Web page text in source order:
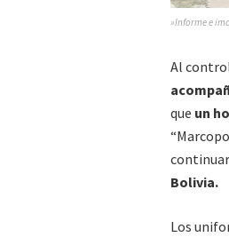
»Informe e
Al
que un
Bolivia.
Los